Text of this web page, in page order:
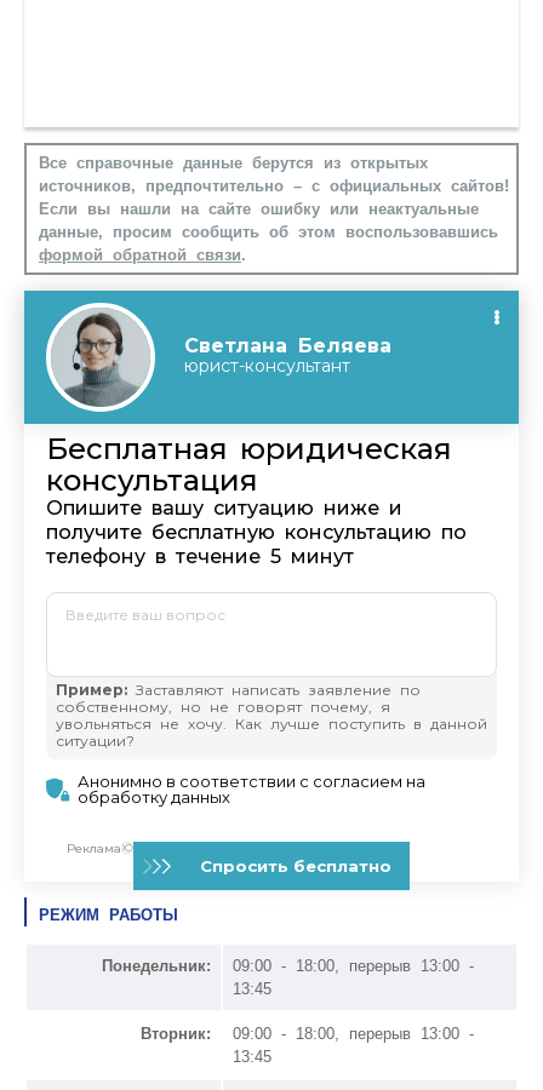
Все справочные данные берутся из открытых
источников, предпочтительно – с официальных сайтов!
Если вы нашли на сайте ошибку или неактуальные
данные, просим сообщить об этом воспользовавшись
формой обратной связи.
РЕЖИМ РАБОТЫ
Понедельник:
09:00 - 18:00, перерыв 13:00 -
13:45
Вторник:
09:00 - 18:00, перерыв 13:00 -
13:45